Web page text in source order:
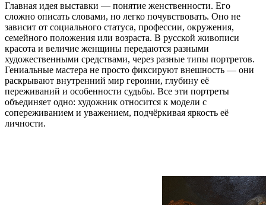
Главная идея выставки — понятие женственности. Его
сложно описать словами, но легко почувствовать. Оно не
зависит от социального статуса, профессии, окружения,
семейного положения или возраста. В русской живописи
красота и величие женщины передаются разными
художественными средствами, через разные типы портретов.
Гениальные мастера не просто фиксируют внешность — они
раскрывают внутренний мир героини, глубину её
переживаний и особенности судьбы. Все эти портреты
объединяет одно: художник относится к модели с
сопереживанием и уважением, подчёркивая яркость её
личности.